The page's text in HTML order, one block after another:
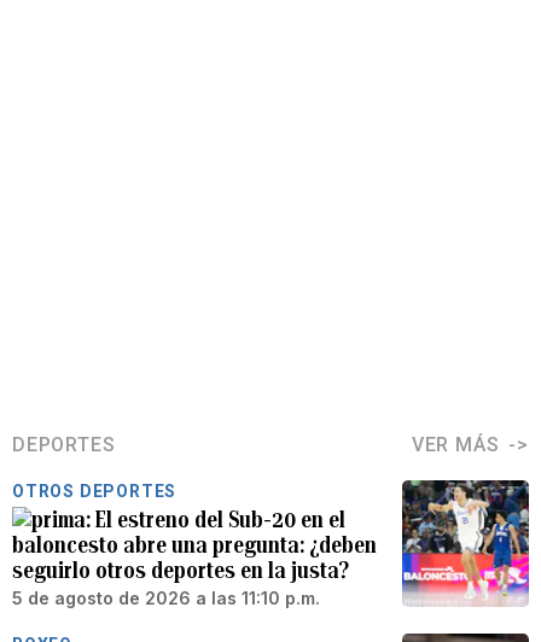
DEPORTES VER MÁS
OTROS DEPORTES
El estreno del Sub-20 en el
baloncesto abre una pregunta: ¿deben
seguirlo otros deportes en la justa?
5 de agosto de 2026 a las 11:10 p.m.